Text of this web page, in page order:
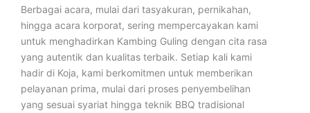
Berbagai acara, mulai dari tasyakuran, pernikahan,
hingga acara korporat, sering mempercayakan kami
untuk menghadirkan Kambing Guling dengan cita rasa
yang autentik dan kualitas terbaik. Setiap kali kami
hadir di Koja, kami berkomitmen untuk memberikan
pelayanan prima, mulai dari proses penyembelihan
yang sesuai syariat hingga teknik BBQ tradisional